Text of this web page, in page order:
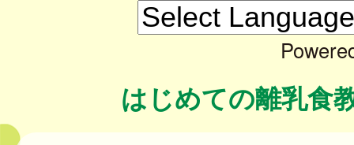
はじめての離乳食